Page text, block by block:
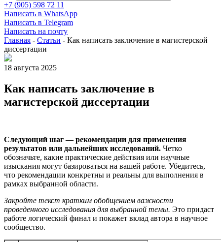
+7 (905) 598 72 11
Написать в WhatsApp
Написать в Telegram
Написать на почту
Главная - Статьи - Как написать заключение в магистерской
диссертации
18 августа 2025
Как написать заключение в
магистерской диссертации
Следующий шаг — рекомендации для применения
результатов или дальнейших исследований. Четко
обозначьте, какие практические действия или научные
изыскания могут базироваться на вашей работе. Убедитесь,
что рекомендации конкретны и реальны для выполнения в
рамках выбранной области.
Закройте текст кратким обобщением важности
проведенного исследования для выбранной темы. Это придаст
работе логический финал и покажет вклад автора в научное
сообщество.